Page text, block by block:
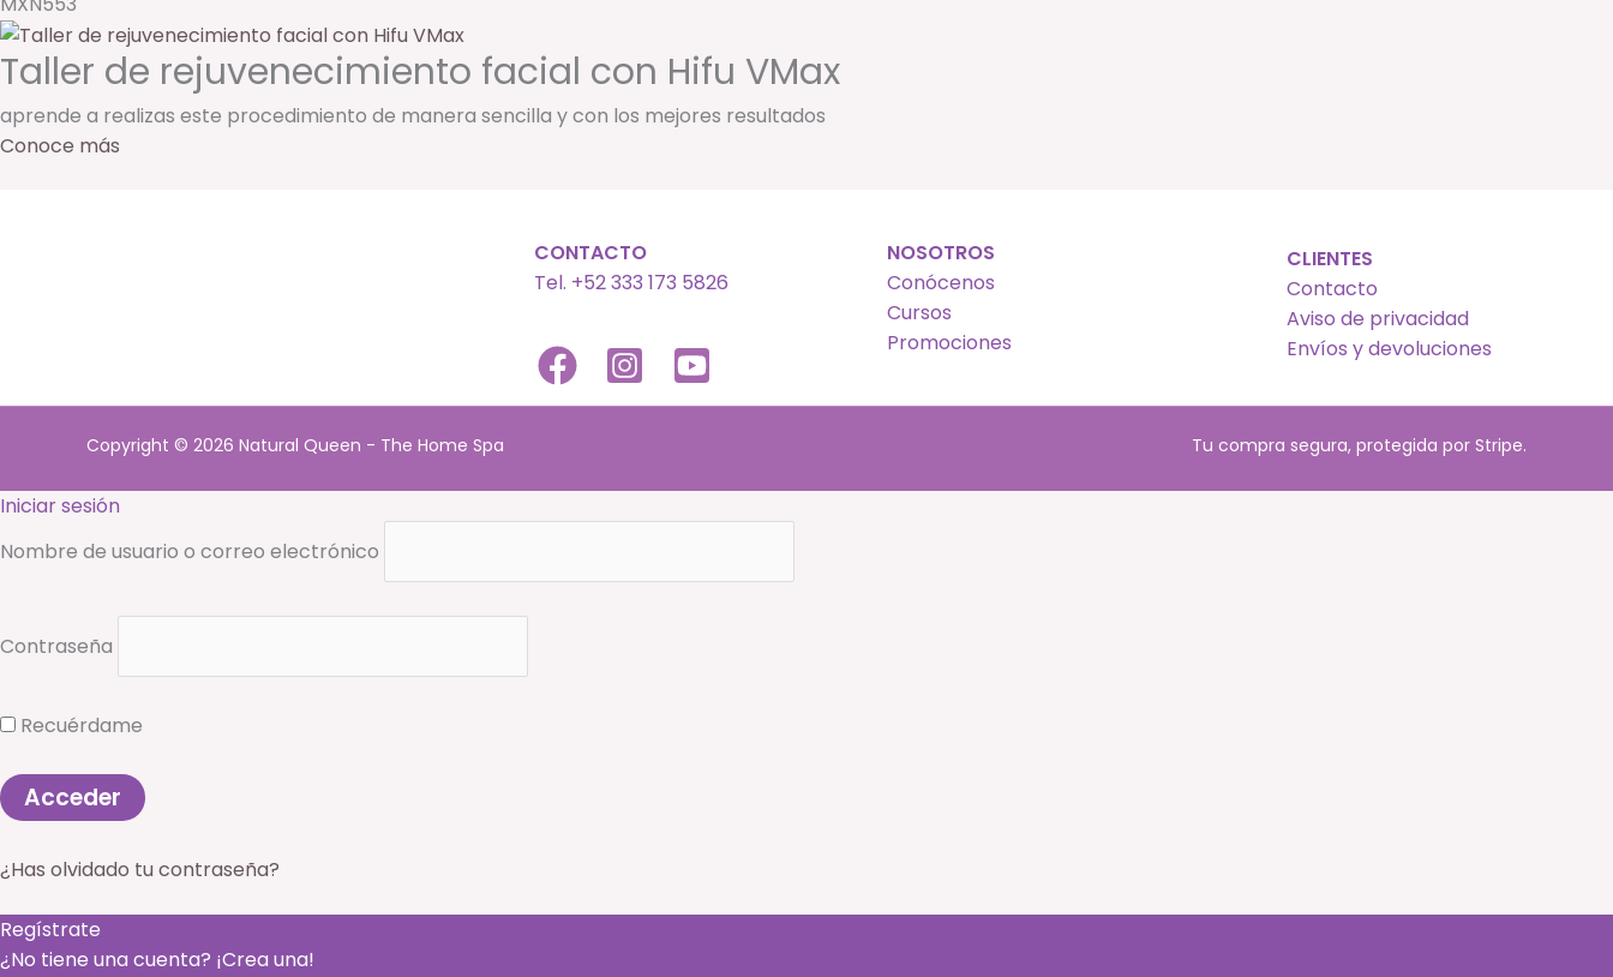
Taller de rejuvenecimiento facial con Hifu VMax
aprende a realizas este procedimiento de manera sencilla y con los mejores resultados
Conoce más
CONTACTO
Tel. +52 333 173 5826
NOSOTROS
Conócenos
Cursos
Promociones
CLIENTES
Contacto
Aviso de privacidad
Envíos y devoluciones
Copyright © 2026 Natural Queen - The Home Spa Tu compra segura, protegida por Stripe.
Iniciar sesión
Nombre de usuario o correo electrónico
Contraseña
Recuérdame
¿Has olvidado tu contraseña?
Regístrate
¿No tiene una cuenta? ¡Crea una!